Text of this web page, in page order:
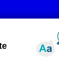
Espace
Espace